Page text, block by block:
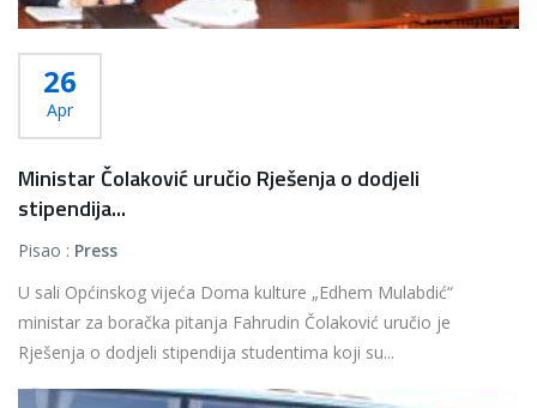
26
Apr
Ministar Čolaković uručio Rješenja o dodjeli
stipendija...
Pisao : Press
U sali Općinskog vijeća Doma kulture „Edhem Mulabdić“
ministar za boračka pitanja Fahrudin Čolaković uručio je
Rješenja o dodjeli stipendija studentima koji su...
Više...